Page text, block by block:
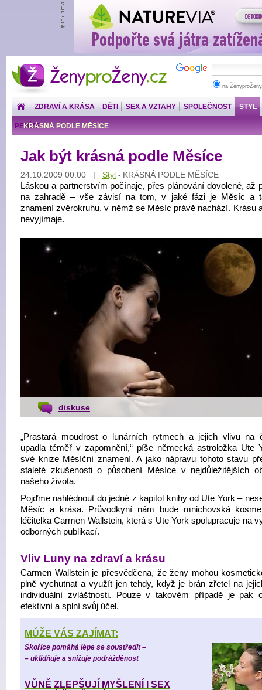
ŽenyproŽeny.cz
na
ZDRAVÍ A KRÁSA DĚTI SEX A VZTAHY SPOLEČNOST STYL
KRÁSNÁ PODLE MĚSÍCE
PENÍZE
Jak být krásná podle Měsíce
24.10.2009 00:00 | Styl - KRÁSNÁ PODLE MĚSÍCE
Láskou a partnerstvím počínaje, přes plánování dovolené, až
na zahradě – vše závisí na tom, v jaké fázi je Měsíc a
znamení zvěrokruhu, v němž se Měsíc právě nachází. Krásu
nevyjímaje.
diskuse
„Prastará moudrost o lunárních rytmech a jejich vlivu na
upadla téměř v zapomnění,“ píše německá astroložka Ute
své knize Měsíční znamení. A jako nápravu tohoto stavu
staleté zkušenosti o působení Měsíce v nejdůležitějších
našeho života.
Pojďme nahlédnout do jedné z kapitol knihy od Ute York –
Měsíc a krása. Průvodkyní nám bude mnichovská
léčitelka Carmen Wallstein, která s Ute York spolupracuje na
odborných publikací.
Vliv Luny na zdraví a krásu
Carmen Wallstein je přesvědčena, že ženy mohou
plně vychutnat a využít jen tehdy, když je brán zřetel na
individuální zvláštnosti. Pouze v takovém případě je pak
efektivní a splní svůj účel.
MŮŽE VÁS ZAJÍMAT:
Skořice pomáhá lépe se soustředit –
– uklidňuje a snižuje podrážděnost
VŮNĚ ZLEPŠUJÍ MYŠLENÍ I SEX